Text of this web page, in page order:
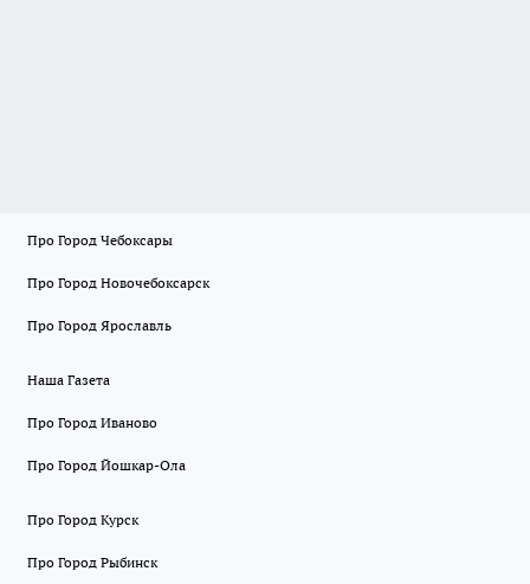
Про Город Чебоксары
Про Город Новочебоксарск
Про Город Ярославль
Наша Газета
Про Город Иваново
Про Город Йошкар-Ола
Про Город Курск
Про Город Рыбинск